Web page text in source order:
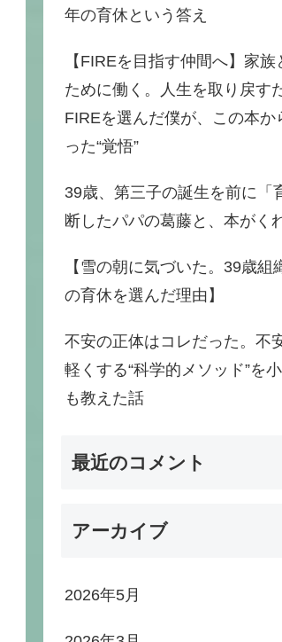
年の育休という答え
【FIREを目指す仲間へ】家族
ために働く。人生を取り戻す
FIREを選んだ僕が、この本か
った“覚悟”
39歳、第三子の誕生を前に「
断したパパの葛藤と、本がく
【雪の朝に気づいた。39歳組
の育休を選んだ理由】
不安の正体はコレだった。不
軽くする“科学的メソッド”を
も教えた話
最近のコメント
アーカイブ
2026年5月